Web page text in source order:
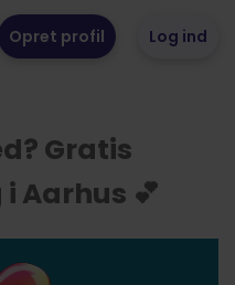
Opret profil Log ind
Gratis
Aarhus 💕